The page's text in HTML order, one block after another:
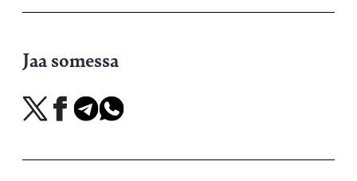
Jaa somessa
Jaa
X-
Jaa
Facebookissa
Jaa
Telegramissa
Jaa
WhatsAppissa